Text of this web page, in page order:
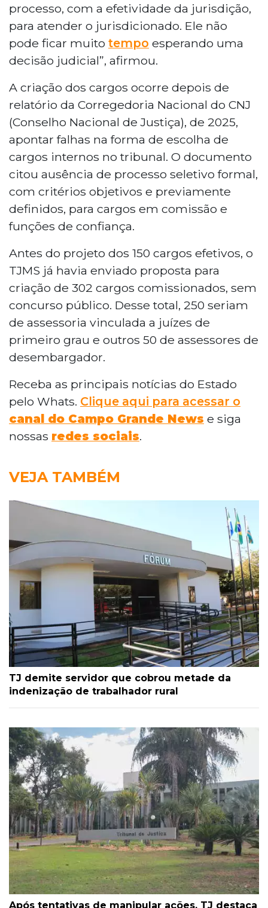
processo, com a efetividade da jurisdição,
para atender o jurisdicionado. Ele não
pode ficar muito tempo esperando uma
decisão judicial”, afirmou.
A criação dos cargos ocorre depois de
relatório da Corregedoria Nacional do CNJ
(Conselho Nacional de Justiça), de 2025,
apontar falhas na forma de escolha de
cargos internos no tribunal. O documento
citou ausência de processo seletivo formal,
com critérios objetivos e previamente
definidos, para cargos em comissão e
funções de confiança.
Antes do projeto dos 150 cargos efetivos, o
TJMS já havia enviado proposta para
criação de 302 cargos comissionados, sem
concurso público. Desse total, 250 seriam
de assessoria vinculada a juízes de
primeiro grau e outros 50 de assessores de
desembargador.
Receba as principais notícias do Estado
pelo Whats. Clique aqui para acessar o
canal do Campo Grande News e siga
nossas redes sociais.
VEJA TAMBÉM
TJ demite servidor que cobrou metade da
indenização de trabalhador rural
Após tentativas de manipular ações, TJ destaca